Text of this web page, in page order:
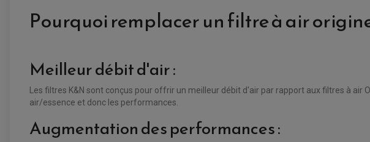
Pourquoi remplacer un filtre à air
Meilleur débit d'air :
Les filtres K&N sont conçus pour offrir un meilleur débit d'air par rapport aux filtres à
air/essence et donc les performances.
Augmentation des performances :